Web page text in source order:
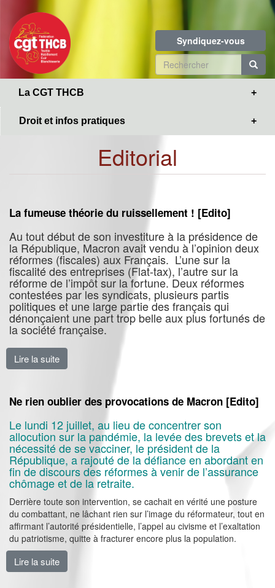
contenu
principal
Syndiquez-vous
Formulaire
de
La CGT THCB
Droit et infos pratiques
Editorial
La fumeuse théorie du ruissellement ! [Edito]
Au tout début de son investiture à la présidence de
la République, Macron avait vendu à l’opinion deux
réformes (fiscales) aux Français. L’une sur la
fiscalité des entreprises (Flat-tax), l’autre sur la
réforme de l’impôt sur la fortune. Deux réformes
contestées par les syndicats, plusieurs partis
politiques et une large partie des français qui
dénonçaient une part trop belle aux plus fortunés de
la société française.
Lire la suite
Ne rien oublier des provocations de Macron [Edito]
Le lundi 12 juillet, au lieu de concentrer son
allocution sur la pandémie, la levée des brevets et la
nécessité de se vacciner, le président de la
République, a rajouté de la défiance en abordant en
fin de discours des réformes à venir de l’assurance
chômage et de la retraite.
Derrière toute son intervention, se cachait en vérité une posture
du combattant, ne lâchant rien sur l’image du réformateur, tout en
affirmant l’autorité présidentielle, l’appel au civisme et l’exaltation
du patriotisme, quitte à fracturer encore plus la population.
Lire la suite